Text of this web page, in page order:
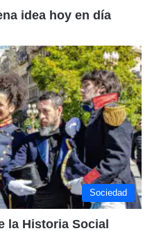
idea hoy en día
Sociedad
la Historia Social